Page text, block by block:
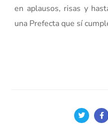
en aplausos, risas y
una Prefecta que sí